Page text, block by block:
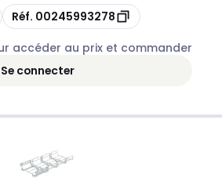
Copie
Réf. 00245993278
accéder au prix et commander
Se connecter